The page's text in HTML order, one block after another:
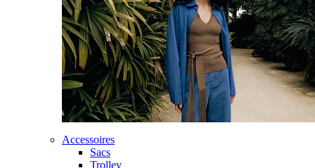
Accessoires
Sacs
Trolley